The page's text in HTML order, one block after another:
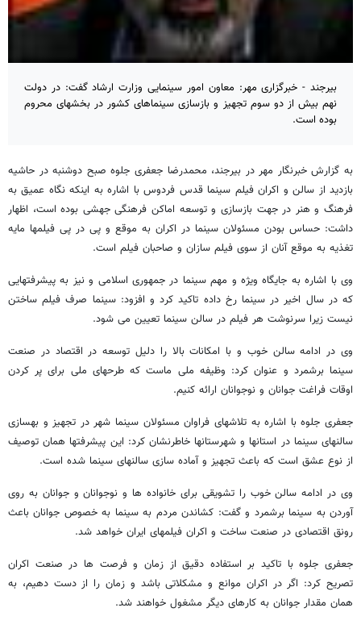
بیرجند - خبرگزاری مهر: معاون امور سینمایی وزارت ارشاد گفت: در دولت
نهم بیش از دو سوم تجهیز و بازسازی سینماهای کشور در بخشهای محروم
بوده است.
به گزارش خبرنگار مهر در بیرجند، محمدرضا جعفری جلوه صبح دوشنبه در حاشیه
بازدید از سالن و اکران فیلم سینما قدس فردوس با اشاره به اینکه نگاه عمیق به
فرهنگ و هنر در جهت بازسازی و توسعه اماکن فرهنگی جهشی بوده است، اظهار
داشت: حساس بودن مسئولان سینما در اکران به موقع و پی در پی فیلمها مایه
تغذیه به موقع آنان از سوی فیلم سازان و صاحبان فیلم است.
وی با اشاره به جایگاه ویژه و مهم سینما در جمهوری اسلامی و نیز به پیشرفتهایی
که در سال اخیر در سینما رخ داده تاکید کرد و افزود: سینما صرف فیلم ساختن
نیست زیرا سرنوشت هر فیلم در سالن سینما تعیین می شود.
وی در ادامه سالن خوب و با امکانات بالا را دلیل توسعه در اقتصاد در صنعت
سینما برشمرد و عنوان کرد: وظیفه ملی ماست که طرحهای ملی برای پر کردن
اوقات فراغت جوانان و نوجوانان ارائه کنیم.
جعفری جلوه با اشاره به تلاشهای فراوان مسئولان سینما شهر در تجهیز و بهسازی
سالنهای سینما در استانها و شهرستانها خاطرنشان کرد: این پیشرفتها همان توصیف
از نوع عشق است که باعث تجهیز و آماده سازی سالنهای سینما شده است.
وی در ادامه سالن خوب را تشویقی برای خانواده ها و نوجوانان و جوانان به روی
آوردن به سینما برشمرد و گفت: کشاندن مردم به سینما به خصوص جوانان باعث
رونق اقتصادی در صنعت ساخت و اکران فیلمهای ایران خواهد شد.
جعفری جلوه با تاکید بر استفاده دقیق از زمان و فرصت ها در صنعت اکران
تصریح کرد: اگر در اکران موانع و مشکلاتی باشد و زمان را از دست دهیم، به
همان مقدار جوانان به کارهای دیگر مشغول خواهند شد.